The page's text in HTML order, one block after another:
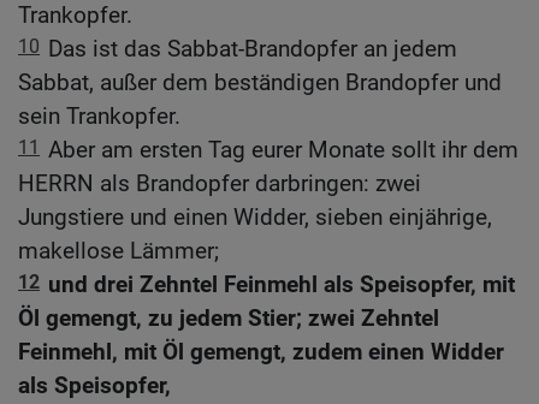
Trankopfer.
10 Das ist das Sabbat-Brandopfer an jedem
Sabbat, außer dem beständigen Brandopfer und
sein Trankopfer.
11 Aber am ersten Tag eurer Monate sollt ihr dem
HERRN als Brandopfer darbringen: zwei
Jungstiere und einen Widder, sieben einjährige,
makellose Lämmer;
12 und drei Zehntel Feinmehl als Speisopfer, mit
Öl gemengt, zu jedem Stier; zwei Zehntel
Feinmehl, mit Öl gemengt, zudem einen Widder
als Speisopfer,